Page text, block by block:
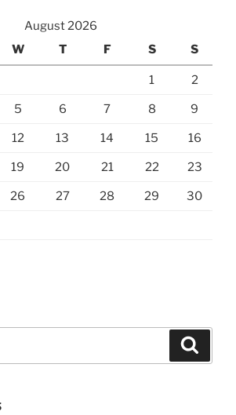
August 2026
W T F S S
1 2
5 6 7 8 9
12 13 14 15 16
19 20 21 22 23
26 27 28 29 30